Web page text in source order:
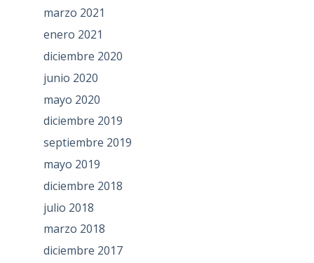
marzo 2021
enero 2021
diciembre 2020
junio 2020
mayo 2020
diciembre 2019
septiembre 2019
mayo 2019
diciembre 2018
julio 2018
marzo 2018
diciembre 2017